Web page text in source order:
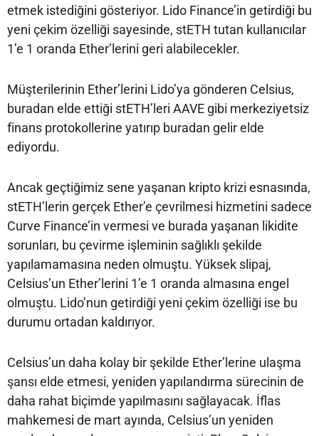
etmek istediğini gösteriyor. Lido Finance’in getirdiği bu
yeni çekim özelliği sayesinde, stETH tutan kullanıcılar
1’e 1 oranda Ether’lerini geri alabilecekler.
Müşterilerinin Ether’lerini Lido’ya gönderen Celsius,
buradan elde ettiği stETH’leri AAVE gibi merkeziyetsiz
finans protokollerine yatırıp buradan gelir elde
ediyordu.
Ancak geçtiğimiz sene yaşanan kripto krizi esnasında,
stETH’lerin gerçek Ether’e çevrilmesi hizmetini sadece
Curve Finance’in vermesi ve burada yaşanan likidite
sorunları, bu çevirme işleminin sağlıklı şekilde
yapılamamasına neden olmuştu. Yüksek slipaj,
Celsius’un Ether’lerini 1’e 1 oranda almasına engel
olmuştu. Lido’nun getirdiği yeni çekim özelliği ise bu
durumu ortadan kaldırıyor.
Celsius’un daha kolay bir şekilde Ether’lerine ulaşma
şansı elde etmesi, yeniden yapılandırma sürecinin de
daha rahat biçimde yapılmasını sağlayacak. İflas
mahkemesi de mart ayında, Celsius’un yeniden